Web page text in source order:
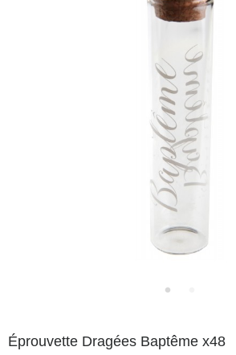
Éprouvette Dragées Baptême x48